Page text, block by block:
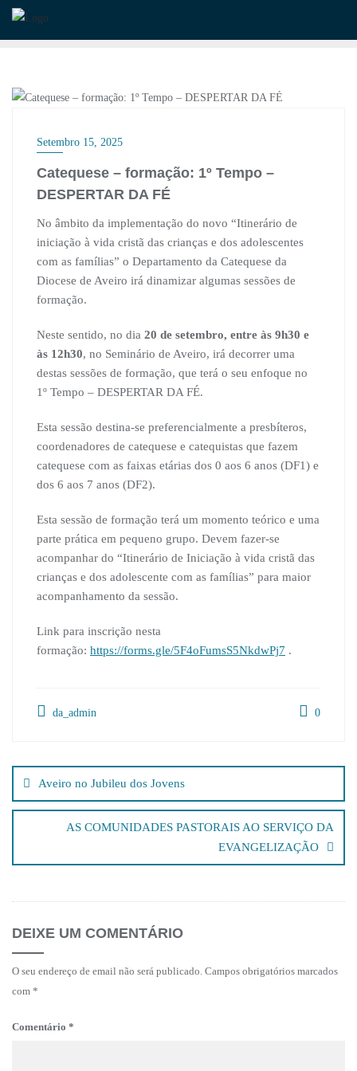
Skip
Setembro 15, 2025
Catequese – formação: 1º Tempo –
DESPERTAR DA FÉ
No âmbito da implementação do novo “Itinerário de
iniciação à vida cristã das crianças e dos adolescentes
com as famílias” o Departamento da Catequese da
Diocese de Aveiro irá dinamizar algumas sessões de
formação.
Neste sentido, no dia 20 de setembro, entre às 9h30 e
às 12h30, no Seminário de Aveiro, irá decorrer uma
destas sessões de formação, que terá o seu enfoque no
1º Tempo – DESPERTAR DA FÉ.
Esta sessão destina-se preferencialmente a presbíteros,
coordenadores de catequese e catequistas que fazem
catequese com as faixas etárias dos 0 aos 6 anos (DF1) e
dos 6 aos 7 anos (DF2).
Esta sessão de formação terá um momento teórico e uma
parte prática em pequeno grupo. Devem fazer-se
acompanhar do “Itinerário de Iniciação à vida cristã das
crianças e dos adolescente com as famílias” para maior
acompanhamento da sessão.
Link para inscrição nesta
formação: https://forms.gle/5F4oFumsS5NkdwPj7 .
da_admin 0
de
artigos
Aveiro no Jubileu dos Jovens
AS COMUNIDADES PASTORAIS AO SERVIÇO DA
EVANGELIZAÇÃO
DEIXE UM COMENTÁRIO
O seu endereço de email não será publicado. Campos obrigatórios marcados
com *
Comentário *